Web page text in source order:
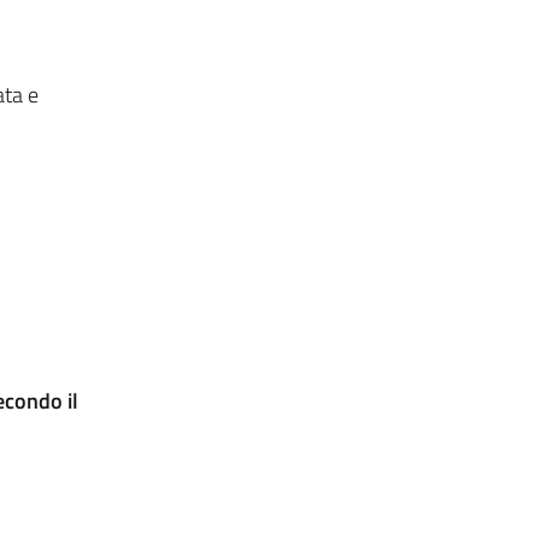
e
il